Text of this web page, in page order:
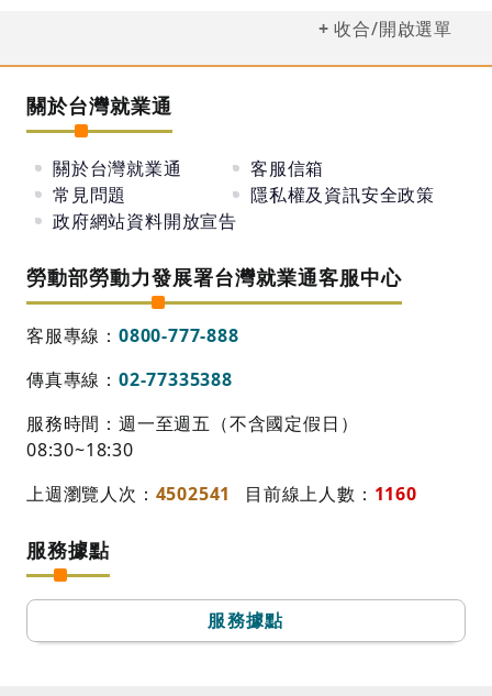
收合/開啟選單
關於台灣就業通
關於台灣就業通
客服信箱
常見問題
隱私權及資訊安全政策
政府網站資料開放宣告
勞動部勞動力發展署台灣就業通客服中心
客服專線： 0800-777-888
傳真專線： 02-77335388
服務時間：週一至週五（不含國定假日）
08:30~18:30
上週瀏覽人次： 4502541 目前線上人數： 1160
服務據點
服務據點